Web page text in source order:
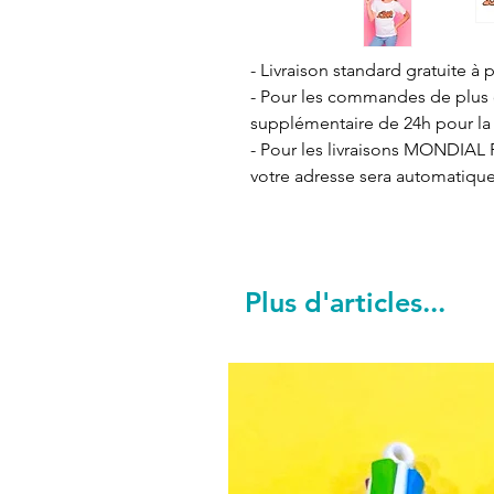
- Livraison standard gratuite à
- Pour les commandes de
supplémentaire de 24h pour
- Pour les livraisons
votre adresse sera
Plus d'articles...